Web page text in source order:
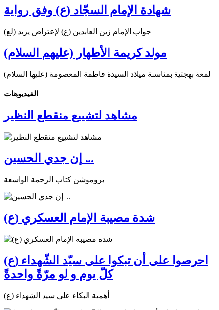
شهادة الإمام السجّاد (ع) وفق رواية
جواب الإمام زين العابدين (ع) لإعتراض يزيد (لع)
مولد كريمة الأطهار (عليهم السلام)
لمعة بهجتية بمناسبة ميلاد السيدة فاطمة المعصومة (عليها السلام)
الفیدیوهات
مشاهد لتشييع منقطع النظير
إن جدي الحسين ...
بروموشن كتاب الرحمة الواسعة
شدة مصيبة الإمام العسكري (ع)
احرصوا على أن تبكوا على سيّد الشّهداء (ع)
كلّ يوم و لو مرّةً واحدةً
أهمية البكاء على سيد الشهداء (ع)